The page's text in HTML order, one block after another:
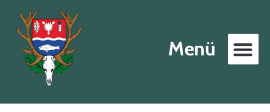
Menü